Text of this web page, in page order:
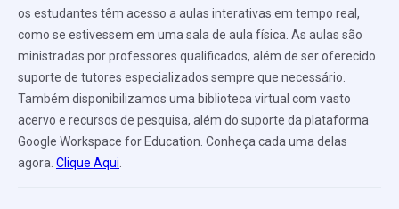
os estudantes têm acesso a aulas interativas em tempo real,
como se estivessem em uma sala de aula física. As aulas são
ministradas por professores qualificados, além de ser oferecido
suporte de tutores especializados sempre que necessário.
Também disponibilizamos uma biblioteca virtual com vasto
acervo e recursos de pesquisa, além do suporte da plataforma
Google Workspace for Education. Conheça cada uma delas
agora. Clique Aqui